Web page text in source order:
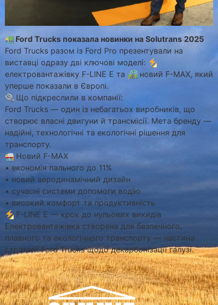
Ford Trucks показала новинки на Solutrans 2025
Ford Trucks разом із Ford Pro презентували на
виставці одразу дві ключові моделі:
електровантажівку F-LINE E та 🛣новий F-MAX, який
уперше показали в Європі.
Що підкреслили в компанії:
Ford Trucks — один із небагатьох виробників, що
створює власні двигуни й трансмісії. Мета бренду —
надійні, технологічні та екологічні рішення для
транспорту.
Новий F-MAX
• економія пального до 11%
• новий аеродинамічний дизайн
• сучасні системи допомоги водію
• високий комфорт та продуктивність
F-LINE E — крок до нульових викидів
Електровантажівка створена для безпечного,
плавного та екологічного транспорту — частина
стратегії Ford Trucks щодо декарбонізації галузі.